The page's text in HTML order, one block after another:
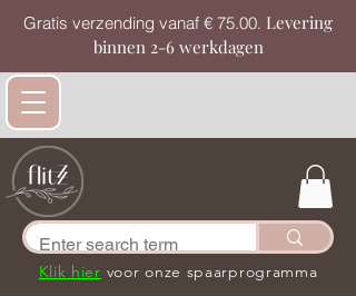
Gratis verzending vanaf € 75.00. Levering
binnen 2-6 werkdagen
Klik hier voor onze spaarprogramma